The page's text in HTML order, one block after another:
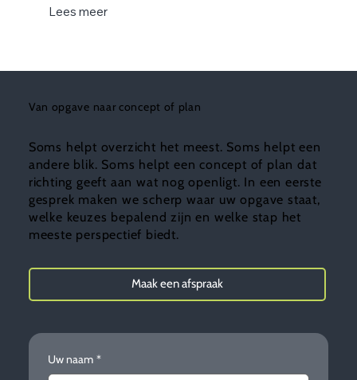
Lees meer
Van opgave naar concept of plan
Soms helpt overzicht het meest. Soms helpt een
andere blik. Soms helpt een concept of plan dat
richting geeft aan wat nog openligt. In een eerste
gesprek maken we scherp waar uw opgave staat,
welke keuzes bepalend zijn en welke stap het
meeste perspectief biedt.
Maak een afspraak
Uw naam *